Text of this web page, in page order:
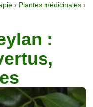
› Plantes médicinales ›
: